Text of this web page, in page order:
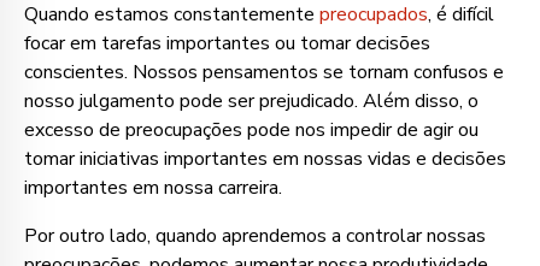
Quando estamos constantemente preocupados, é difícil
focar em tarefas importantes ou tomar decisões
conscientes. Nossos pensamentos se tornam confusos e
nosso julgamento pode ser prejudicado. Além disso, o
excesso de preocupações pode nos impedir de agir ou
tomar iniciativas importantes em nossas vidas e decisões
importantes em nossa carreira.
Por outro lado, quando aprendemos a controlar nossas